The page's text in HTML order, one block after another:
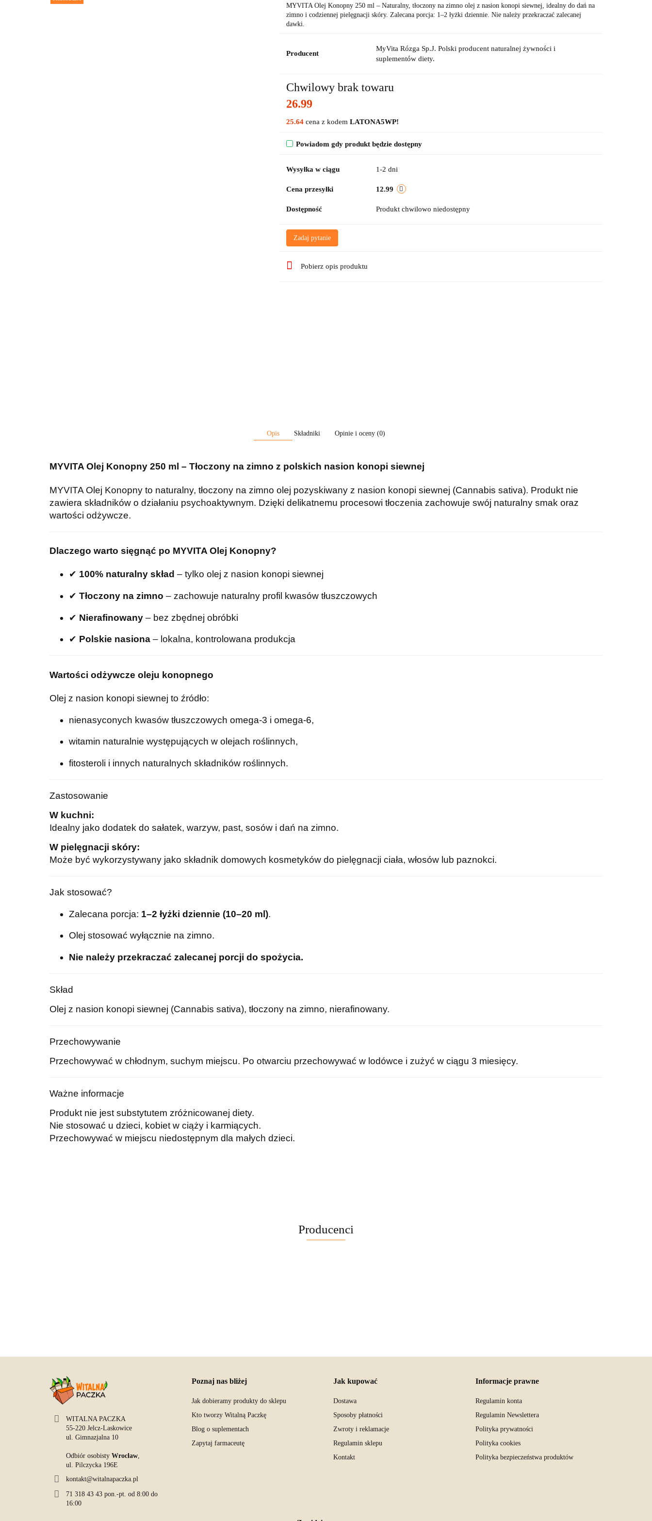
MYVITA Olej Konopny 250 ml – Naturalny, tłoczony na zimno olej z nasion konopi siewnej, idealny do dań na
zimno i codziennej pielęgnacji skóry. Zalecana porcja: 1–2 łyżki dziennie. Nie należy przekraczać zalecanej
dawki.
Producent
MyVita Rózga Sp.J. Polski producent naturalnej żywności i
suplementów diety.
Chwilowy brak towaru
26.99
25.64cena z kodem LATONA5WP!
Powiadom gdy produkt będzie dostępny
Wysyłka w ciągu 1-2 dni
Cena przesyłki 12.99
Dostępność Produkt chwilowo niedostępny
Zadaj pytanie
Pobierz opis produktu
Opis Składniki Opinie i oceny (0)
MYVITA Olej Konopny 250 ml – Tłoczony na zimno z polskich nasion konopi siewnej
MYVITA Olej Konopny to naturalny, tłoczony na zimno olej pozyskiwany z nasion konopi siewnej (Cannabis sativa). Produkt nie
zawiera składników o działaniu psychoaktywnym. Dzięki delikatnemu procesowi tłoczenia zachowuje swój naturalny smak oraz
wartości odżywcze.
Dlaczego warto sięgnąć po MYVITA Olej Konopny?
✔ 100% naturalny skład – tylko olej z nasion konopi siewnej
✔ Tłoczony na zimno – zachowuje naturalny profil kwasów tłuszczowych
✔ Nierafinowany – bez zbędnej obróbki
✔ Polskie nasiona – lokalna, kontrolowana produkcja
Wartości odżywcze oleju konopnego
Olej z nasion konopi siewnej to źródło:
nienasyconych kwasów tłuszczowych omega-3 i omega-6,
witamin naturalnie występujących w olejach roślinnych,
fitosteroli i innych naturalnych składników roślinnych.
Zastosowanie
W kuchni:
Idealny jako dodatek do sałatek, warzyw, past, sosów i dań na zimno.
W pielęgnacji skóry:
Może być wykorzystywany jako składnik domowych kosmetyków do pielęgnacji ciała, włosów lub paznokci.
Jak stosować?
Zalecana porcja: 1–2 łyżki dziennie (10–20 ml).
Olej stosować wyłącznie na zimno.
Nie należy przekraczać zalecanej porcji do spożycia.
Skład
Olej z nasion konopi siewnej (Cannabis sativa), tłoczony na zimno, nierafinowany.
Przechowywanie
Przechowywać w chłodnym, suchym miejscu. Po otwarciu przechowywać w lodówce i zużyć w ciągu 3 miesięcy.
Ważne informacje
Produkt nie jest substytutem zróżnicowanej diety.
Nie stosować u dzieci, kobiet w ciąży i karmiących.
Przechowywać w miejscu niedostępnym dla małych dzieci.
Producenci
WITALNA PACZKA
55-220 Jelcz-Laskowice
ul. Gimnazjalna 10
Odbiór osobisty Wrocław,
ul. Pilczycka 196E
kontakt@witalnapaczka.pl
71 318 43 43 pon.-pt. od 8:00 do
16:00
Poznaj nas bliżej
Jak dobieramy produkty do sklepu
Kto tworzy Witalną Paczkę
Blog o suplementach
Zapytaj farmaceutę
Jak kupować
Dostawa
Sposoby płatności
Zwroty i reklamacje
Regulamin sklepu
Kontakt
Informacje prawne
Regulamin konta
Regulamin Newslettera
Polityka prywatności
Polityka cookies
Polityka bezpieczeństwa produktów